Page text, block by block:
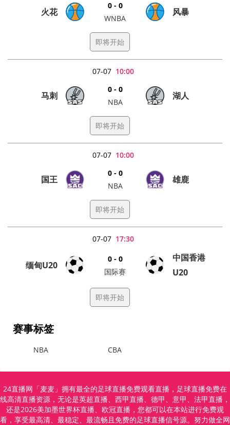
火花
0 - 0
WNBA
风暴
即将开始
10:00
07-07
马刺
0 - 0
NBA
湖人
即将开始
10:00
07-07
国王
0 - 0
NBA
雄鹿
即将开始
17:30
07-07
缅甸U20
0 - 0
国际赛
中国香港
U20
即将开始
赛事标签
NBA CBA
24直播网「麦麦」拥有最全的足球直播免费观看直播，足球直播免费在
线高清直播资源，无论是英超直播、西甲直播、德甲、意甲、法甲直播，
还是2026美加墨世界杯直播、欧冠直播，您都可以在本站进行免费观
看，享受最高清、最稳定、最流畅且免费的足球直播信号源。努力做全网